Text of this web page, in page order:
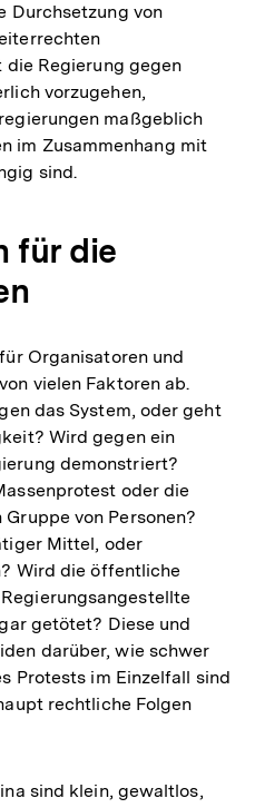
Durchsetzung von
Regierung gegen
vorzugehen,
maßgeblich
im Zusammenhang mit
sind.
für die
Organisatoren und
vielen Faktoren ab.
das System, oder geht
Wird gegen ein
demonstriert?
oder die
von Personen?
Mittel, oder
Wird die öffentliche
getötet? Diese und
darüber, wie schwer
Protests im Einzelfall sind
rechtliche Folgen
sind klein, gewaltlos,